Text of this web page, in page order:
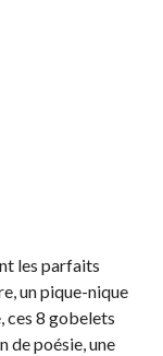
les parfaits
un pique-nique
ces 8 gobelets
de poésie, une